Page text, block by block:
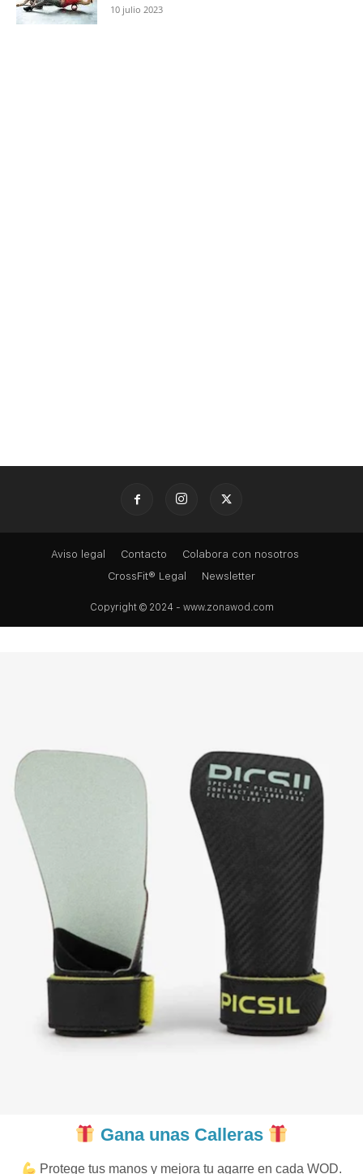
10 julio 2023
Aviso legal Contacto
Colabora con nosotros
CrossFit® Legal
Newsletter
Copyright © 2024 - www.zonawod.com
Gana unas Calleras
Protege tus manos y mejora tu agarre en cada WOD.